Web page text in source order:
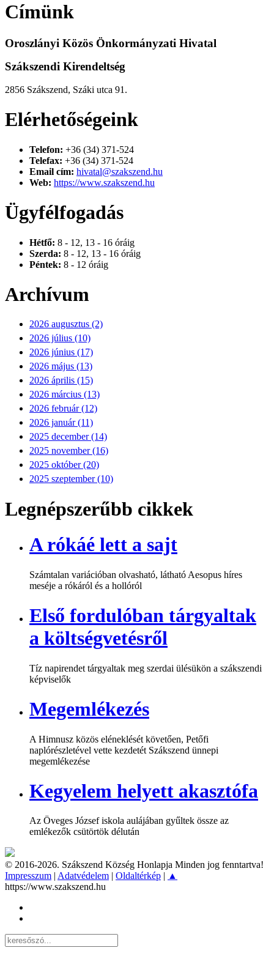
Címünk
Oroszlányi Közös Önkormányzati Hivatal
Szákszendi Kirendeltség
2856 Szákszend, Száki utca 91.
Elérhetőségeink
Telefon: +36 (34) 371-524
Telefax: +36 (34) 371-524
Email cím: hivatal@szakszend.hu
Web: https://www.szakszend.hu
Ügyfélfogadás
Hétfő: 8 - 12, 13 - 16 óráig
Szerda: 8 - 12, 13 - 16 óráig
Péntek: 8 - 12 óráig
Archívum
2026 augusztus (2)
2026 július (10)
2026 június (17)
2026 május (13)
2026 április (15)
2026 március (13)
2026 február (12)
2026 január (11)
2025 december (14)
2025 november (16)
2025 október (20)
2025 szeptember (10)
Legnépszerűbb cikkek
A rókáé lett a sajt
Számtalan variációban olvasható, látható Aesopus híres
meséje a rókáról és a hollóról
Első fordulóban tárgyaltak
a költségvetésről
Tíz napirendet tárgyaltak meg szerdai ülésükön a szákszendi
képviselők
Megemlékezés
A Himnusz közös eléneklését követően, Petőfi
naplórészletével vette kezdetét Szákszend ünnepi
megemlékezése
Kegyelem helyett akasztófa
Az Öveges József iskola aulájában gyűltek össze az
emlékezők csütörtök délután
© 2016-2026. Szákszend Község Honlapja Minden jog fenntartva!
Impresszum | Adatvédelem | Oldaltérkép | ▲
https://www.szakszend.hu